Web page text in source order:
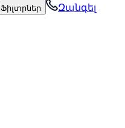
Ֆիլտրներ Զանգել